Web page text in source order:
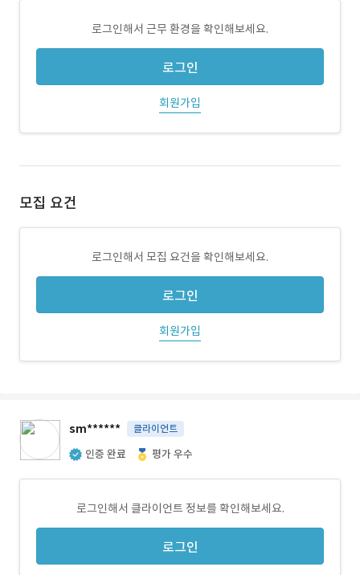
로그인해서 근무 환경을 확인해보세요.
로그인
회원가입
모집 요건
로그인해서 모집 요건을 확인해보세요.
로그인
회원가입
sm****** 클라이언트
인증 완료 평가 우수
로그인해서 클라이언트 정보를 확인해보세요.
로그인